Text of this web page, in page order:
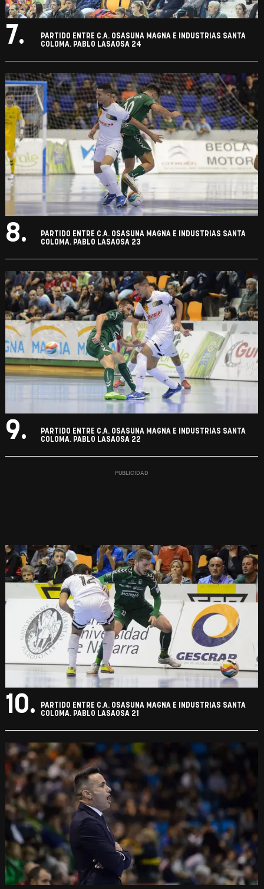
7.
PARTIDO ENTRE C.A. OSASUNA MAGNA E INDUSTRIAS SANTA
COLOMA. PABLO LASAOSA 24
8.
PARTIDO ENTRE C.A. OSASUNA MAGNA E INDUSTRIAS SANTA
COLOMA. PABLO LASAOSA 23
9.
PARTIDO ENTRE C.A. OSASUNA MAGNA E INDUSTRIAS SANTA
COLOMA. PABLO LASAOSA 22
10.
PARTIDO ENTRE C.A. OSASUNA MAGNA E INDUSTRIAS SANTA
COLOMA. PABLO LASAOSA 21